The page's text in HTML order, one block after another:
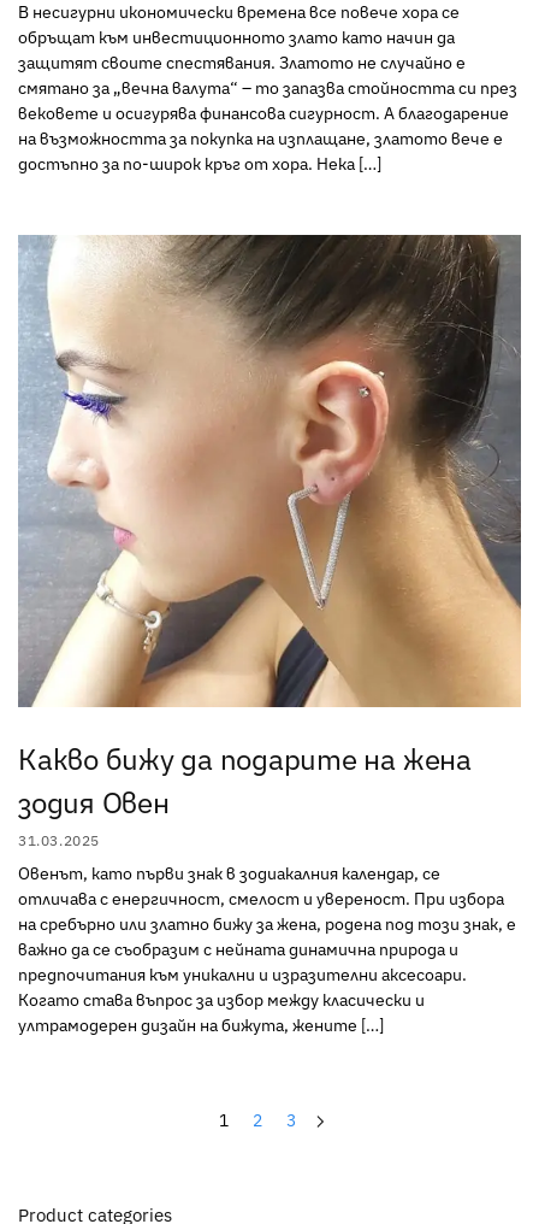
В несигурни икономически времена все повече хора се
обръщат към инвестиционното злато като начин да
защитят своите спестявания. Златото не случайно е
смятано за „вечна валута“ – то запазва стойността си през
вековете и осигурява финансова сигурност. А благодарение
на възможността за покупка на изплащане, златото вече е
достъпно за по-широк кръг от хора. Нека […]
Какво бижу да подарите на жена
зодия Овен
31.03.2025
Овенът, като първи знак в зодиакалния календар, се
отличава с енергичност, смелост и увереност. При избора
на сребърно или златно бижу за жена, родена под този знак, е
важно да се съобразим с нейната динамична природа и
предпочитания към уникални и изразителни аксесоари.​
Когато става въпрос за избор между класически и
ултрамодерен дизайн на бижута, жените […]
1 2 3
Product categories